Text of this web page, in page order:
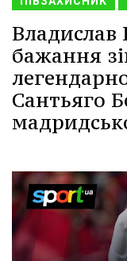
Владислав
бажання
Сантьяго